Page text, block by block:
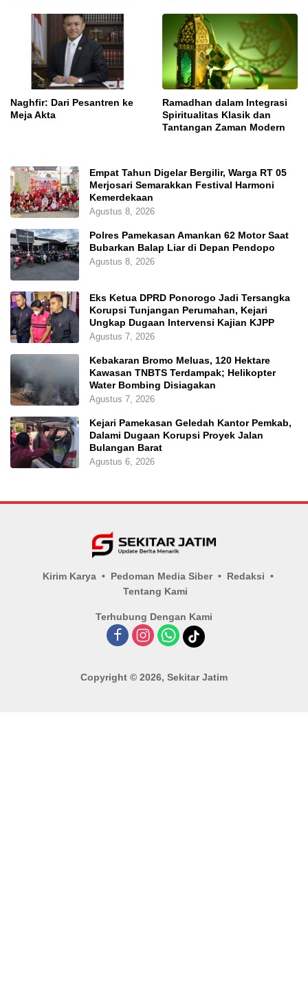
Naghfir: Dari Pesantren ke
Meja Akta
Ramadhan dalam Integrasi
Spiritualitas Klasik dan
Tantangan Zaman Modern
Empat Tahun Digelar Bergilir, Warga RT 05
Merjosari Semarakkan Festival Harmoni
Kemerdekaan
Agustus 8, 2026
Polres Pamekasan Amankan 62 Motor Saat
Bubarkan Balap Liar di Depan Pendopo
Agustus 8, 2026
Eks Ketua DPRD Ponorogo Jadi Tersangka
Korupsi Tunjangan Perumahan, Kejari
Ungkap Dugaan Intervensi Kajian KJPP
Agustus 7, 2026
Kebakaran Bromo Meluas, 120 Hektare
Kawasan TNBTS Terdampak; Helikopter
Water Bombing Disiagakan
Agustus 7, 2026
Kejari Pamekasan Geledah Kantor Pemkab,
Dalami Dugaan Korupsi Proyek Jalan
Bulangan Barat
Agustus 6, 2026
Kirim Karya Pedoman Media Siber
Redaksi
Tentang Kami
Terhubung Dengan Kami
Copyright © 2026, Sekitar Jatim